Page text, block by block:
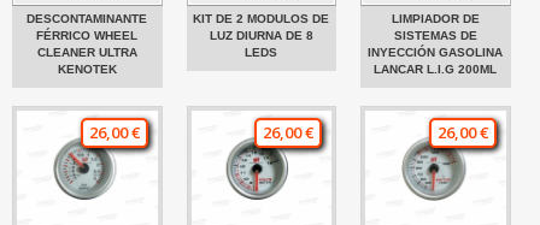
DESCONTAMINANTE
FÉRRICO WHEEL
CLEANER ULTRA
KENOTEK
KIT DE 2 MODULOS DE
LUZ DIURNA DE 8
LEDS
LIMPIADOR DE
SISTEMAS DE
INYECCIÓN GASOLINA
LANCAR L.I.G 200ML
26,00 € 26,00 € 26,00 €